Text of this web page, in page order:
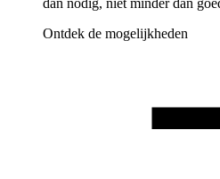
dan nodig, niet minder dan
Ontdek de mogelijkheden